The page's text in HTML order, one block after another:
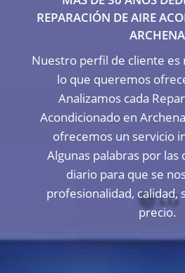
REPARACIÓN DE AIRE
ARCHENA
Nuestro perfil de cliente
lo que queremos
Analizamos cada
Acondicionado en
ofrecemos un servicio
Algunas palabras por las
diario para que se
profesionalidad, calidad,
precio.